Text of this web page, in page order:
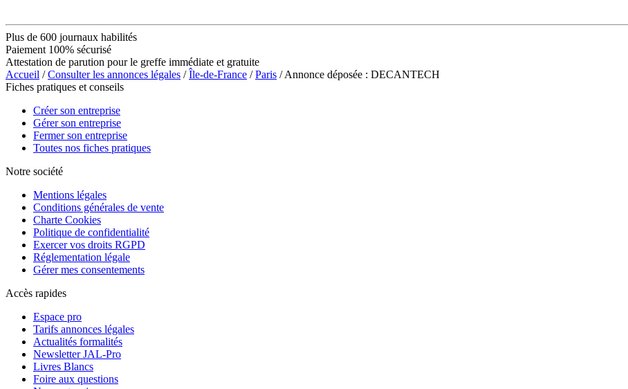
Plus de 600 journaux habilités
Paiement 100% sécurisé
Attestation de parution pour le greffe immédiate et gratuite
Accueil /Consulter les annonces légales /Île-de-France /Paris / Annonce déposée : DECANTECH
Fiches pratiques et conseils
Créer son entreprise
Gérer son entreprise
Fermer son entreprise
Toutes nos fiches pratiques
Notre société
Mentions légales
Conditions générales de vente
Charte Cookies
Politique de confidentialité
Exercer vos droits RGPD
Réglementation légale
Gérer mes consentements
Accès rapides
Espace pro
Tarifs annonces légales
Actualités formalités
Newsletter JAL-Pro
Livres Blancs
Foire aux questions